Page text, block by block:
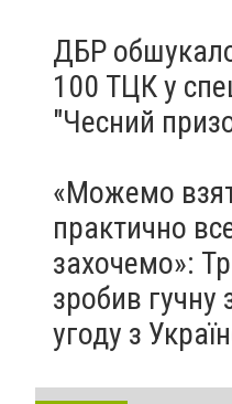
ДБР
100 ТЦК у
"Чесний
«Можемо
практично
захочемо»:
зробив гучну
угоду з